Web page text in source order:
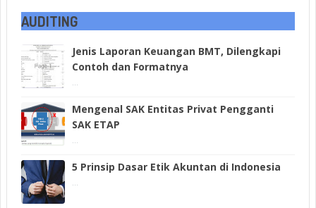
AUDITING
Jenis Laporan Keuangan BMT, Dilengkapi
Contoh dan Formatnya
Mengenal SAK Entitas Privat Pengganti
SAK ETAP
5 Prinsip Dasar Etik Akuntan di Indonesia